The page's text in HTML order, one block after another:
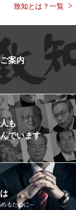
致知とは？一覧
案内
も
でいます
るために～